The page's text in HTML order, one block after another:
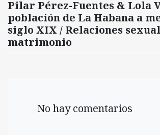
Pilar Pérez-Fuentes & Lola
población de La Habana a
siglo XIX / Relaciones
matrimonio
No hay comentarios